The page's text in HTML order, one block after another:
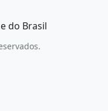
do Brasil